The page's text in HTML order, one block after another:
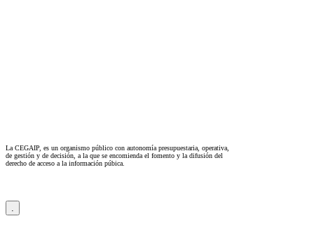
La CEGAIP, es un organismo público con autonomía presupuestaria, operativa,
de gestión y de decisión, a la que se encomienda el fomento y la difusión del
derecho de acceso a la información púbica.